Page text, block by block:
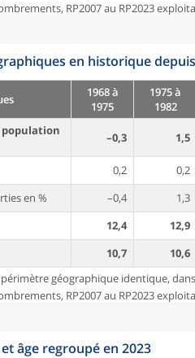
RP2007 au RP2023
en historique
1968 à
1975
1975 à
1982
–0,3 1,5
0,2 0,2
en %
–0,4 1,3
12,4 12,9
10,7 10,6
géographique identique,
RP2007 au RP2023
âge regroupé en 2023